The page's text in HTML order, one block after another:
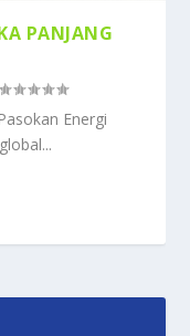
PANJANG
Energi